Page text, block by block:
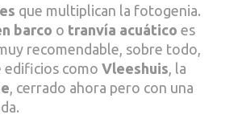
que multiplican la fotogenia.
barco o tranvía acuático es
recomendable, sobre todo,
edificios como Vleeshuis , la
, cerrado ahora pero con una